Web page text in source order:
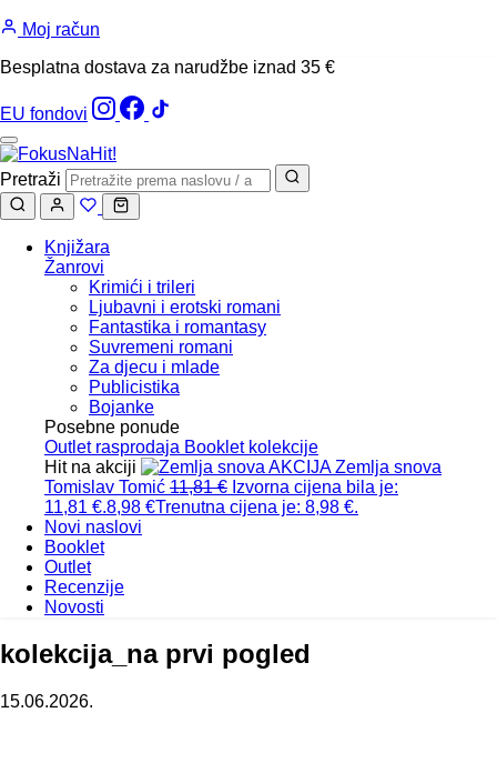
Moj račun
Besplatna dostava za narudžbe iznad 35 €
EU fondovi
Pretraži
Knjižara
Žanrovi
Krimići i trileri
Ljubavni i erotski romani
Fantastika i romantasy
Suvremeni romani
Za djecu i mlade
Publicistika
Bojanke
Posebne ponude
Outlet rasprodaja Booklet kolekcije
Hit na akciji
AKCIJA Zemlja snova
Tomislav Tomić 11,81€ Izvorna cijena bila je:
11,81 €.8,98 €Trenutna cijena je: 8,98 €.
Novi naslovi
Booklet
Outlet
Recenzije
Novosti
kolekcija_na prvi pogled
15.06.2026.